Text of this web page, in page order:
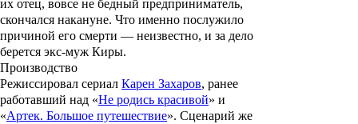
их отец, вовсе не бедный предприниматель,
скончался накануне. Что именно послужило
причиной его смерти — неизвестно, и за дело
берется экс-муж Киры.
Производство
Режиссировал сериал Карен Захаров, ранее
работавший над «Не родись красивой» и
«Артек. Большое путешествие». Сценарий же